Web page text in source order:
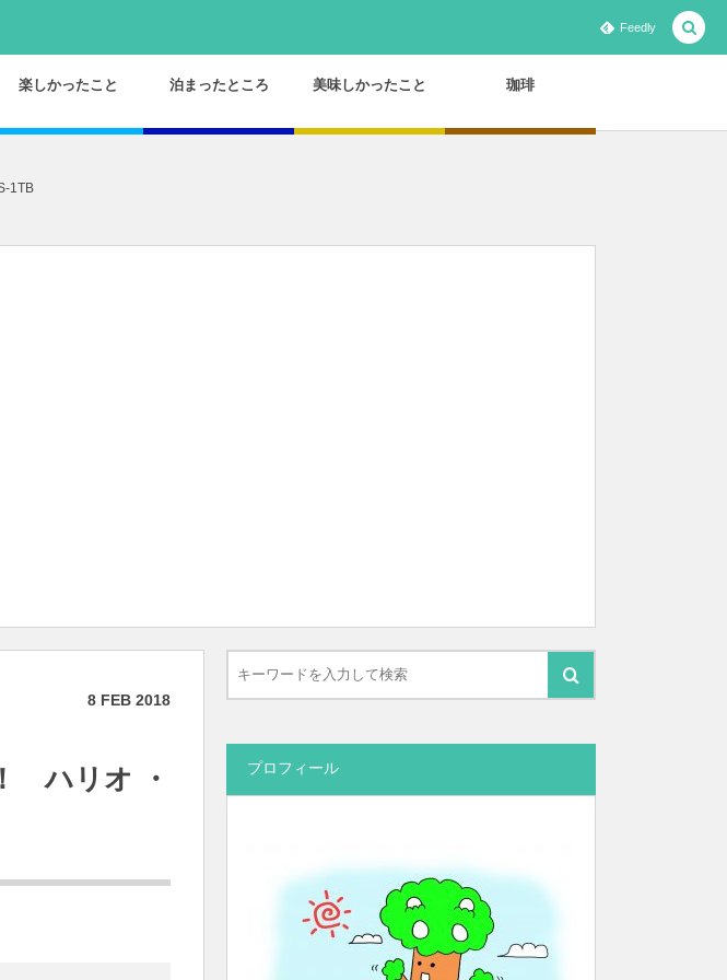
Feedly
楽しかったこと 泊まったところ 美味しかったこと 珈琲
1TB
8 FEB 2018
ハリオ ・
プロフィール